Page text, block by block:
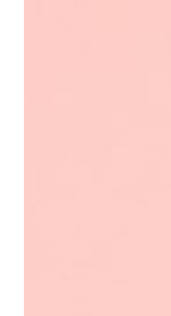
estetske
Najveća
Hrvatskoj
Svi